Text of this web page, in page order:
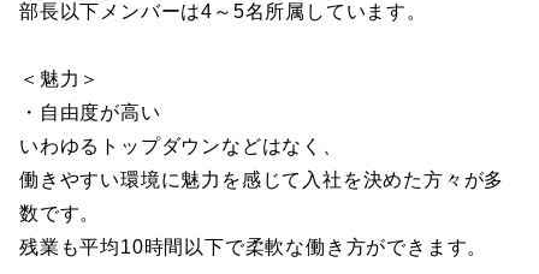
部長以下メンバーは4～5名所属しています。
＜魅力＞
・自由度が高い
いわゆるトップダウンなどはなく、
働きやすい環境に魅力を感じて入社を決めた方々が多
数です。
残業も平均10時間以下で柔軟な働き方ができます。